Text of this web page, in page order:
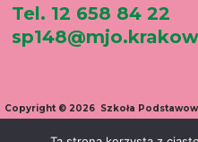
Tel. 12 658 84 22
Copyright © 2026 Szkoła